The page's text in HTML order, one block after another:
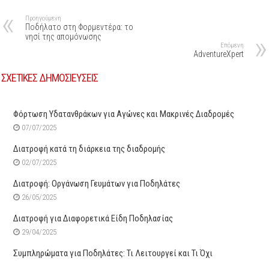
Προηγούμενη
Ποδήλατο στη Φορμεντέρα: το
νησί της απομόνωσης
Επόμενη
AdventureXpert
ΣΧΕΤΙΚΕΣ ΔΗΜΟΣΙΕΥΣΕΙΣ
Φόρτωση Υδατανθράκων για Αγώνες και Μακρινές Διαδρομές
07/07/2025
Διατροφή κατά τη διάρκεια της διαδρομής
02/07/2025
Διατροφή: Οργάνωση Γευμάτων για Ποδηλάτες
26/05/2025
Διατροφή για Διαφορετικά Είδη Ποδηλασίας
29/04/2025
Συμπληρώματα για Ποδηλάτες: Τι Λειτουργεί και Τι Όχι